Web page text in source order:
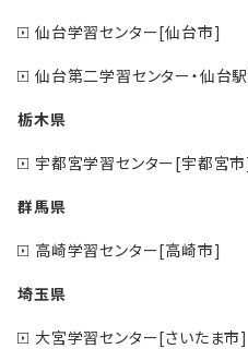
仙台学習センター[仙台市]
仙台第二学習センター・仙台
栃木県
宇都宮学習センター[宇都宮
群馬県
高崎学習センター[高崎市]
埼玉県
大宮学習センター[さいたま市]